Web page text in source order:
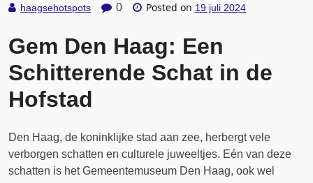
haagsehotspots 0 Posted on 19 juli 2024
Gem Den Haag: Een
Schitterende Schat in de
Hofstad
Den Haag, de koninklijke stad aan zee, herbergt vele
verborgen schatten en culturele juweeltjes. Eén van deze
schatten is het Gemeentemuseum Den Haag, ook wel